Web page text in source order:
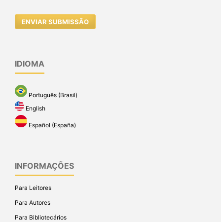
ENVIAR SUBMISSÃO
IDIOMA
Português (Brasil)
English
Español (España)
INFORMAÇÕES
Para Leitores
Para Autores
Para Bibliotecários